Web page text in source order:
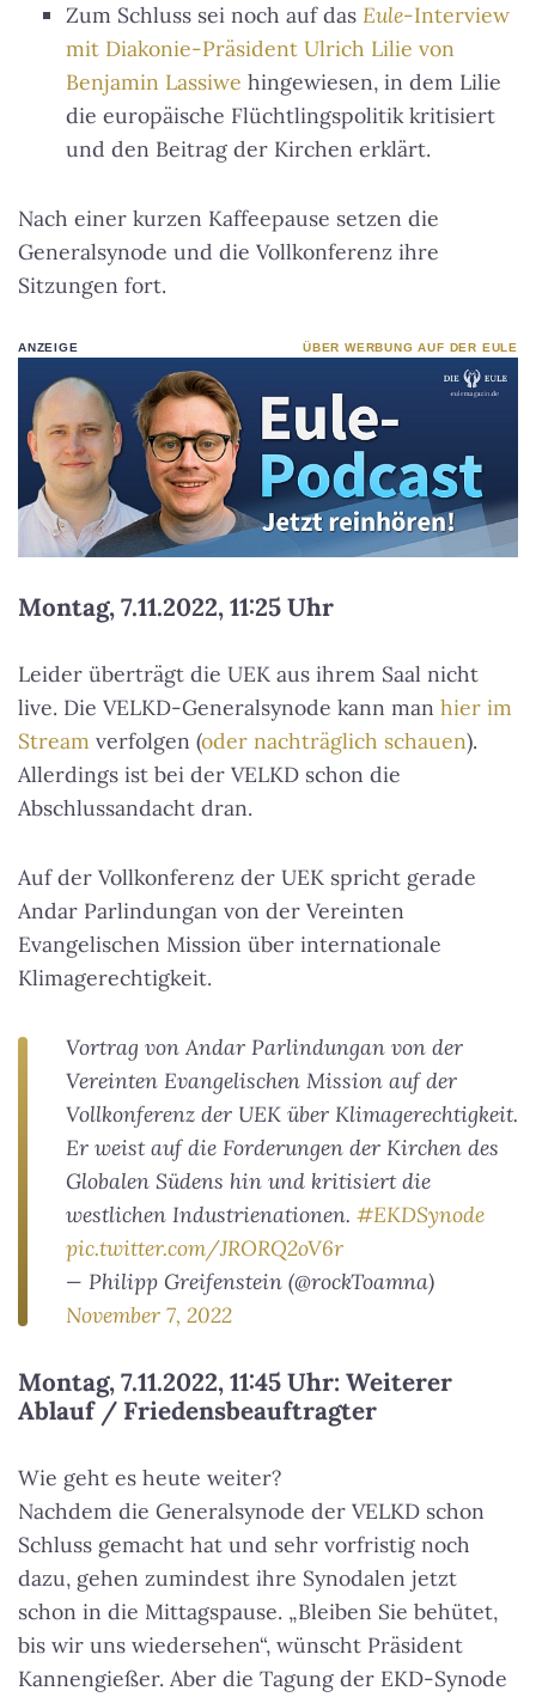
Zum Schluss sei noch auf das Eule-Interview
mit Diakonie-Präsident Ulrich Lilie von
Benjamin Lassiwe hingewiesen, in dem Lilie
die europäische Flüchtlingspolitik kritisiert
und den Beitrag der Kirchen erklärt.
Nach einer kurzen Kaffeepause setzen die
Generalsynode und die Vollkonferenz ihre
Sitzungen fort.
ANZEIGE ÜBER WERBUNG AUF DER EULE
Montag, 7.11.2022, 11:25 Uhr
Leider überträgt die UEK aus ihrem Saal nicht
live. Die VELKD-Generalsynode kann man hier im
Stream verfolgen (oder nachträglich schauen).
Allerdings ist bei der VELKD schon die
Abschlussandacht dran.
Auf der Vollkonferenz der UEK spricht gerade
Andar Parlindungan von der Vereinten
Evangelischen Mission über internationale
Klimagerechtigkeit.
Vortrag von Andar Parlindungan von der
Vereinten Evangelischen Mission auf der
Vollkonferenz der UEK über Klimagerechtigkeit.
Er weist auf die Forderungen der Kirchen des
Globalen Südens hin und kritisiert die
westlichen Industrienationen. #EKDSynode
pic.twitter.com/JRORQ2oV6r
— Philipp Greifenstein (@rockToamna)
November 7, 2022
Montag, 7.11.2022, 11:45 Uhr: Weiterer
Ablauf / Friedensbeauftragter
Wie geht es heute weiter?
Nachdem die Generalsynode der VELKD schon
Schluss gemacht hat und sehr vorfristig noch
dazu, gehen zumindest ihre Synodalen jetzt
schon in die Mittagspause. „Bleiben Sie behütet,
bis wir uns wiedersehen“, wünscht Präsident
Kannengießer. Aber die Tagung der EKD-Synode